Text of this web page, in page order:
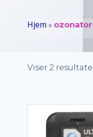
Hjem » ozonator
Viser 2